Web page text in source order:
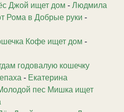
Джой ищет дом - Людмила
Рома в Добрые руки -
Кофе ищет дом -
годовалую кошечку
- Екатерина
пес Мишка ищет